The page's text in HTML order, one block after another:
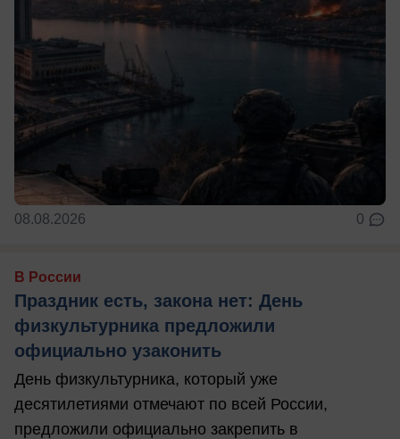
08.08.2026 0
В России
Праздник есть, закона нет: День
физкультурника предложили
официально узаконить
День физкультурника, который уже
десятилетиями отмечают по всей России,
предложили официально закрепить в